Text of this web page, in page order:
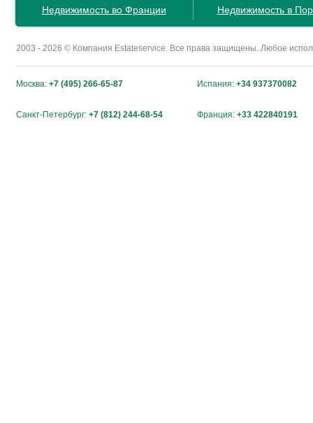
Недвижимость во Франции
Недвижимость в
2003 - 2026 © Компания Estateservice. Все права защищены. Любое
Москва: +7 (495) 266-65-87 Испания: +34 937370082
Санкт-Петербург: +7 (812) 244-68-54 Франция: +33 422840191